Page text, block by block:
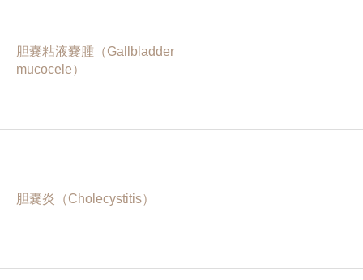
胆嚢粘液嚢腫（Gallbladder
mucocele）
胆嚢炎（Cholecystitis）